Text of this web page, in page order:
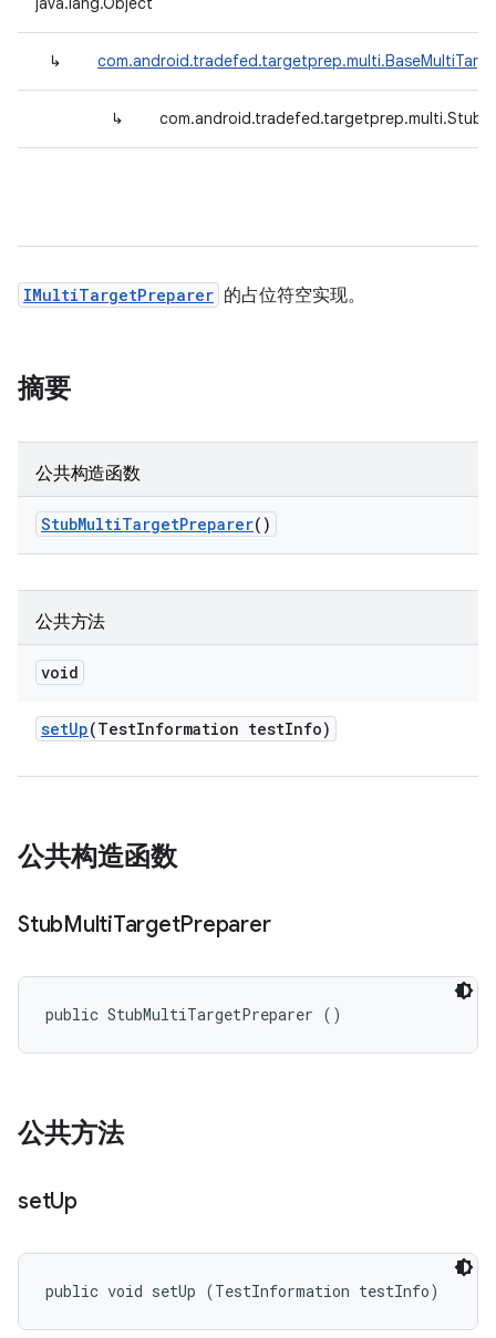
↳
↳
IMultiTargetPreparer 的占位符空实现。
摘要
公共构造函数
StubMultiTargetPreparer()
公共方法
void
setUp(TestInformation testInfo)
公共构造函数
StubMultiTargetPreparer
public StubMultiTargetPreparer ()
公共方法
setUp
public void setUp (TestInformation testInfo)